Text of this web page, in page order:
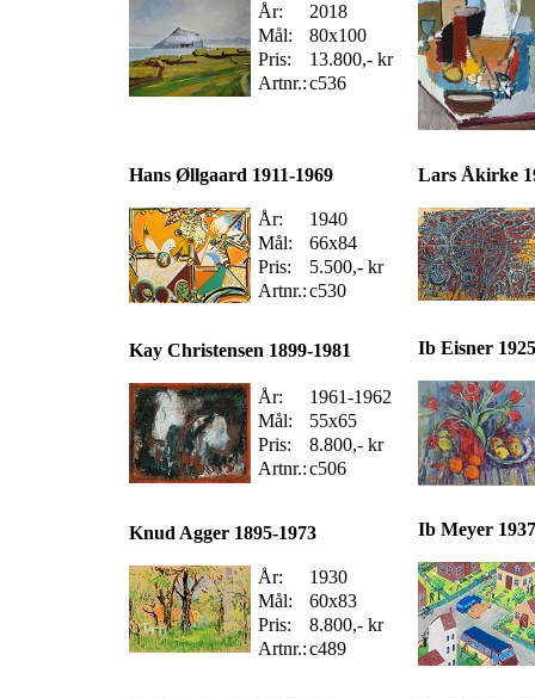
År:
2018
Mål:
80x100
Pris:
13.800,- kr
Artnr.:c536
Hans Øllgaard 1911-1969
År:
1940
Mål:
66x84
Pris:
5.500,- kr
Artnr.:c530
Lars Åkirke
Kay Christensen 1899-1981
År:
1961-1962
Mål:
55x65
Pris:
8.800,- kr
Artnr.:c506
Ib Eisner
Knud Agger 1895-1973
År:
1930
Mål:
60x83
Pris:
8.800,- kr
Artnr.:c489
Ib Meyer 1937